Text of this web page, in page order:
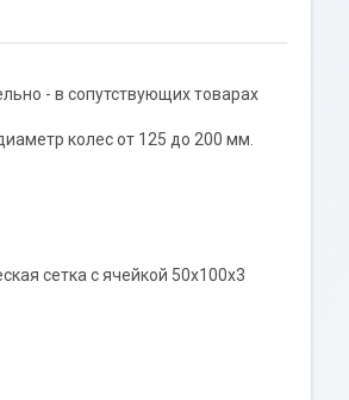
- в сопутствующих товарах
колес от 125 до 200 мм.
сетка с ячейкой 50х100х3